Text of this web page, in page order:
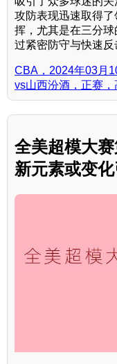
攻防表现迅速取得
挥，尤其是在三分
过紧密防守与快速反
CBA，2024年03月
vs山西汾酒，正赛，
全美超模大
新元素或变